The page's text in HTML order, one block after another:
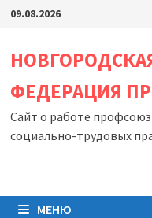
Перейти
содержимому
09.08.2026
ФЕДЕРАЦИЯ
Сайт о работе
социально-трудовых
МЕНЮ